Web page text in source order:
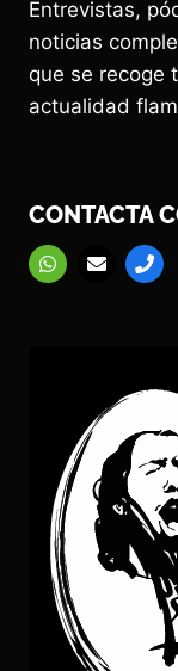
Entrevistas,
noticias
que se recoge
actualidad
CONTACTA